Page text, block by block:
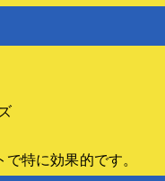
特に効果的です。